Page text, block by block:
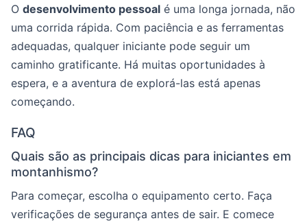
O desenvolvimento pessoal é uma longa jornada, não
uma corrida rápida. Com paciência e as ferramentas
adequadas, qualquer iniciante pode seguir um
caminho gratificante. Há muitas oportunidades à
espera, e a aventura de explorá-las está apenas
começando.
FAQ
Quais são as principais dicas para iniciantes em
montanhismo?
Para começar, escolha o equipamento certo. Faça
verificações de segurança antes de sair. E comece